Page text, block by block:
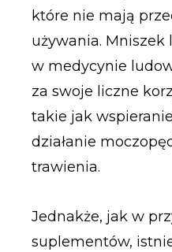
które nie mają
używania.
w medycynie
za swoje liczne
takie jak
działanie
trawienia.
Jednakże, jak w
suplementów,